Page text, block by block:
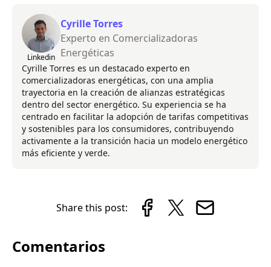
Linkedin
Cyrille Torres
Experto en Comercializadoras
Energéticas
Cyrille Torres es un destacado experto en
comercializadoras energéticas, con una amplia
trayectoria en la creación de alianzas estratégicas
dentro del sector energético. Su experiencia se ha
centrado en facilitar la adopción de tarifas competitivas
y sostenibles para los consumidores, contribuyendo
activamente a la transición hacia un modelo energético
más eficiente y verde.
Share this post:
Comentarios